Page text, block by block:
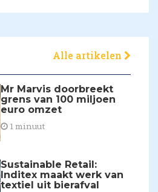
Alle artikelen
Mr Marvis doorbreekt
grens van 100 miljoen
euro omzet
1 minuut
Sustainable Retail:
Inditex maakt werk van
textiel uit bierafval